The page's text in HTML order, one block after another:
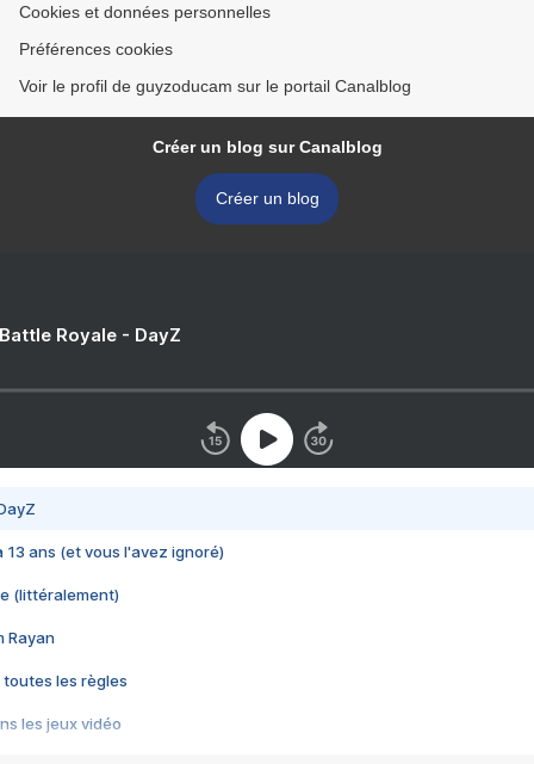
Cookies et données personnelles
Préférences cookies
Voir le profil de guyzoducam sur le portail Canalblog
Créer un blog sur Canalblog
Créer un blog
Royale - DayZ
13 ans (et vous l'avez ignoré)
(littéralement)
Rayan
toutes les règles
les jeux vidéo